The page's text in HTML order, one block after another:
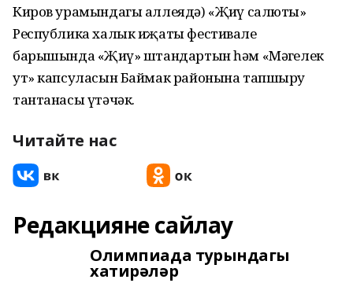
Киров урамындагы аллеядә) «Җиңү салюты»
Республика халык иҗаты фестивале
барышында «Җиңү» штандартын һәм «Мәңгелек
ут» капсуласын Баймак районына тапшыру
тантанасы үтәчәк.
Читайте нас
Редакцияне сайлау
Олимпиада турындагы
хатирәләр